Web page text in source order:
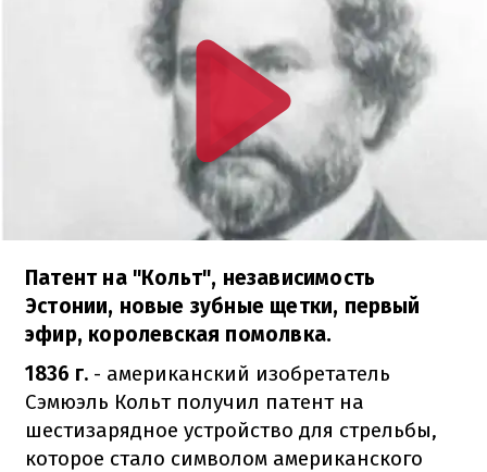
Патент на "Кольт", независимость
Эстонии, новые зубные щетки, первый
эфир, королевская помолвка.
1836 г. - американский изобретатель
Сэмюэль Кольт получил патент на
шестизарядное устройство для стрельбы,
которое стало символом американского